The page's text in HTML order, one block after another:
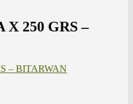
X 250 GRS –
– BITARWAN